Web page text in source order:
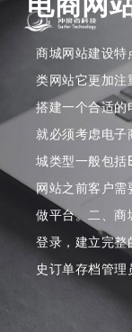
商城网站建设特
类网站它更加
搭建一个合适
就必须考虑电
城类型一般包
网站之前客户需
做平台。二、商
登录，建立完整
史订单存档管